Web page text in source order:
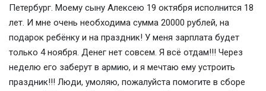
Петербург. Моему сыну Алексею 19 октября исполнится 18
лет. И мне очень необходима сумма 20000 рублей, на
подарок ребёнку и на праздник! У меня зарплата будет
только 4 ноября. Денег нет совсем. Я всё отдам!!! Через
неделю его заберут в армию, и я мечтаю ему устроить
праздник!!! Люди, умоляю, пожалуйста помогите в сборе